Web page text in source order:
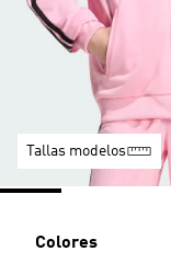
Tallas modelos
Colores